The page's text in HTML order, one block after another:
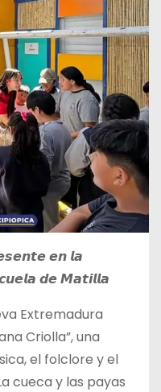
𝙚𝙣 𝙡𝙖
𝙙𝙚 𝙈𝙖𝙩𝙞𝙡𝙡𝙖
Extremadura
Criolla”, una
el folclore y el
cueca y las payas